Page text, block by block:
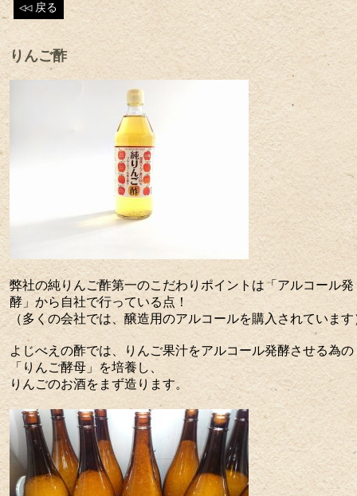
◁◁戻る
りんご酢
弊社の純りんご酢第一のこだわりポイントは「アルコール発
酵」から自社で行っている点！
（多くの会社では、醸造用のアルコールを購入されています
よじべえの酢では、りんご果汁をアルコール発酵させる為の
「りんご酵母」を培養し、
りんごのお酒をまず造ります。